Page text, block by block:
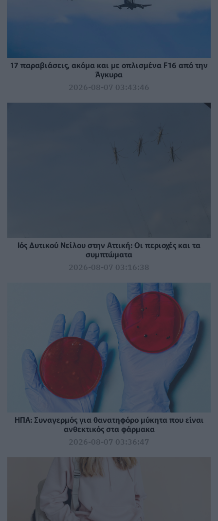
17 παραβιάσεις, ακόμα και με οπλισμένα F16 από την
Άγκυρα
2026-08-07 03:43:46
Ιός Δυτικού Νείλου στην Αττική: Οι περιοχές και τα
συμπτώματα
2026-08-07 03:16:38
ΗΠΑ: Συναγερμός για θανατηφόρο μύκητα που είναι
ανθεκτικός στα φάρμακα
2026-08-07 03:36:47